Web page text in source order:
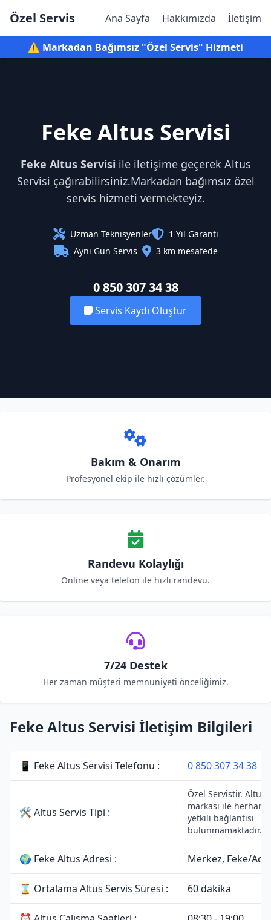
Özel Servis Ana Sayfa Hakkımızda İletişim
⚠️ Markadan Bağımsız "Özel Servis" Hizmeti
Feke Altus Servisi
Feke Altus Servisi ile iletişime geçerek Altus
Servisi çağırabilirsiniz.Markadan bağımsız özel
servis hizmeti vermekteyiz.
Uzman Teknisyenler
1 Yıl Garanti
Aynı Gün Servis
3 km mesafede
0 850 307 34 38
Servis Kaydı Oluştur
Bakım & Onarım
Profesyonel ekip ile hızlı çözümler.
Randevu Kolaylığı
Online veya telefon ile hızlı randevu.
7/24 Destek
Her zaman müşteri memnuniyeti önceliğimiz.
Feke Altus Servisi İletişim Bilgileri
📱 Feke Altus Servisi Telefonu : 0 850 307 34 38
🛠 Altus Servis Tipi :
Özel Servistir. Altus
markası ile
yetkili bağlantısı
bulunmamaktadır.
🌍 Feke Altus Adresi : Merkez, Feke/
⌛ Ortalama Altus Servis Süresi : 60 dakika